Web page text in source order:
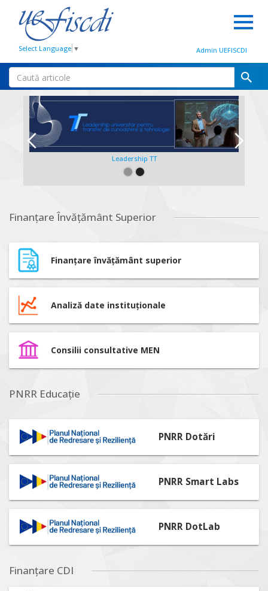
Select Language ▼ Admin UEFISCDI
Leadership TT
Finanțare Învățământ Superior
Finanțare învățământ superior
Analiză date instituționale
Consilii consultative MEN
PNRR Educație
PNRR Dotări
PNRR Smart Labs
PNRR DotLab
Finanțare CDI